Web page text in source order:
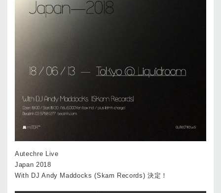
Autechre Live
Japan 2018
With DJ Andy Maddocks (Skam Records) 決定！